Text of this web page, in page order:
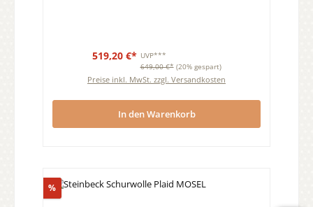
519,20 €* UVP***
649,00 €* (20% gespart)
Preise inkl. MwSt. zzgl. Versandkosten
In den Warenkorb
%Rabatt